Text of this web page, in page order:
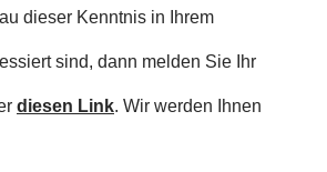
dieser Kenntnis in Ihrem
sind, dann melden Sie Ihr
diesen Link. Wir werden Ihnen